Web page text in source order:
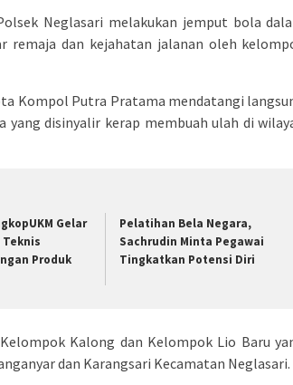
Polsek Neglasari melakukan jemput bola
remaja dan kejahatan jalanan oleh
Kompol Putra Pratama mendatangi
disinyalir kerap membuah ulah di
Gelar
Produk
Pelatihan Bela Negara,
Sachrudin Minta Pegawai
Tingkatkan Potensi Diri
Kalong dan Kelompok Lio Baru
dan Karangsari Kecamatan Neglasari.